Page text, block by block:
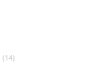
(14)